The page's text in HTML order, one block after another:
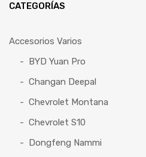
CATEGORÍAS
Accesorios Varios
BYD Yuan Pro
Changan Deepal
Chevrolet Montana
Chevrolet S10
Dongfeng Nammi